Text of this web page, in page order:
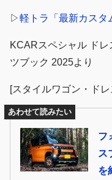
▷軽トラ「最新カスタ
KCARスペシャル ド
ツブック 2025より
[スタイルワゴン・ド
あわせて読みたい
フ
ス
を